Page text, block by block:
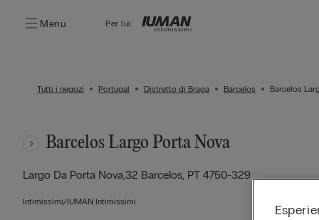
Menu Per lui:
Tutti i negozi Portugal Distretto di Braga Barcelos Barcelos
Barcelos Largo Porta Nova
Largo Da Porta Nova,32 Barcelos, PT 4750-329
Intimissimi/IUMAN Intimissimi